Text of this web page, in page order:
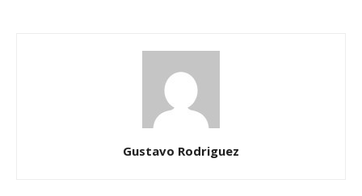
Gustavo Rodriguez